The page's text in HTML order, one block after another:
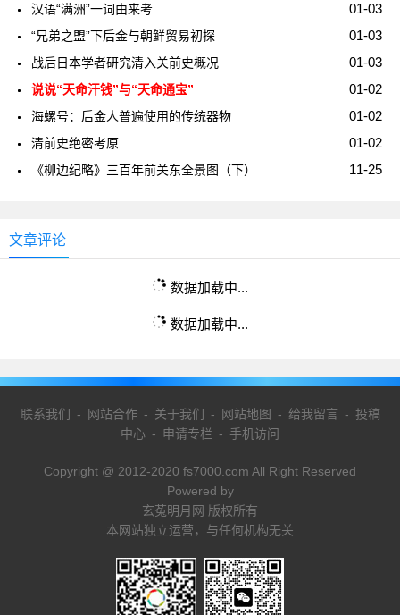
01-03
汉语“满洲”一词由来考
01-03
“兄弟之盟”下后金与朝鲜贸易初探
01-03
战后日本学者研究清入关前史概况
01-02
说说“天命汗钱”与“天命通宝”
01-02
海螺号：后金人普遍使用的传统器物
01-02
清前史绝密考原
11-25
《柳边纪略》三百年前关东全景图（下）
文章评论
数据加载中...
数据加载中...
联系我们 - 网站合作- 关于我们 - 网站地图 - 给我留言 - 投稿
中心 - 申请专栏 - 手机访问
Copyright @ 2012-2020 fs7000.com All Right Reserved
Powered by
玄菟明月网 版权所有
本网站独立运营，与任何机构无关